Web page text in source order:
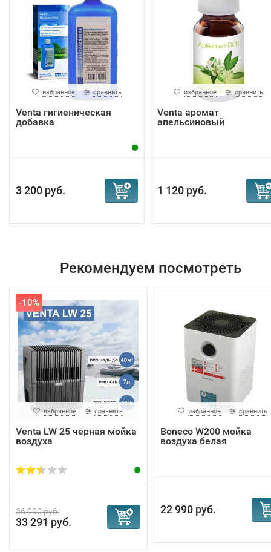
избранное сравнить
Venta гигиеническая
добавка
3 200 руб.
избранное сравнить
Venta аромат
апельсиновый
1 120 руб.
Рекомендуем посмотреть
-10%
избранное сравнить
Venta LW 25 черная мойка
воздуха
36 990 руб.
33 291 руб.
избранное сравнить
Boneco W200 мойка
воздуха белая
22 990 руб.